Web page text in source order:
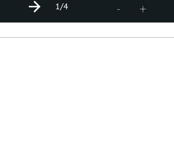
- +
1/4